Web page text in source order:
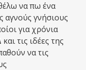
να πω ένα
αγνούς γνήσιους
για χρόνια
τις ιδέες της
να τις